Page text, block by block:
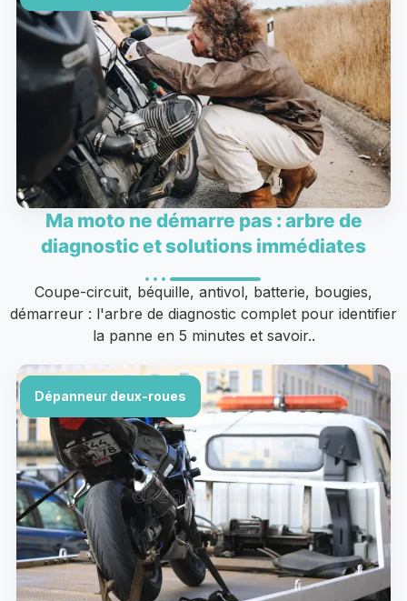
Ma moto ne démarre pas : arbre de
diagnostic et solutions immédiates
Coupe-circuit, béquille, antivol, batterie, bougies,
démarreur : l'arbre de diagnostic complet pour identifier
la panne en 5 minutes et savoir..
Dépanneur deux-roues